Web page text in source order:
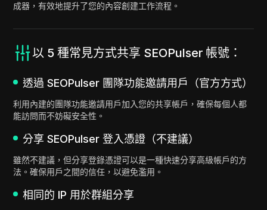
成器，有效地提升了您的內容創建工作流程。
以 5 種常見方式共享 SEOPulser 帳號：
透過 SEOPulser 團隊功能邀請用戶（官方方式）
利用內建的團隊功能邀請用戶加入您的共享帳戶，確保每個人都
能訪問而不妨礙安全性。
分享 SEOPulser 登入憑證（不建議）
雖然不建議，但分享登錄憑證可以是一種快速分享高級帳戶的方
法。確保用戶之間的信任，以避免濫用。
相同的 IP 用於群組分享